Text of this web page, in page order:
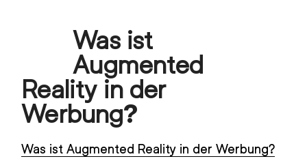
menu
menu
Was ist
Augmented
Reality in der
Werbung?
Was ist Augmented Reality in der Werbung?